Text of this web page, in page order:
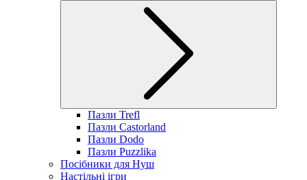
Пазли Trefl
Пазли Castorland
Пазли Dodo
Пазли Puzzlika
Посібники для Нуш
Настільні ігри